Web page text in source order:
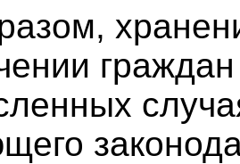
граждан